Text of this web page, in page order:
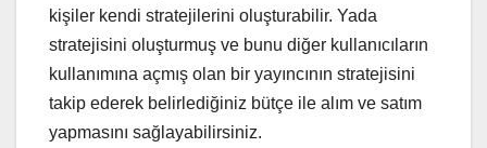
kişiler kendi stratejilerini oluşturabilir. Yada
stratejisini oluşturmuş ve bunu diğer kullanıcıların
kullanımına açmış olan bir yayıncının stratejisini
takip ederek belirlediğiniz bütçe ile alım ve satım
yapmasını sağlayabilirsiniz.